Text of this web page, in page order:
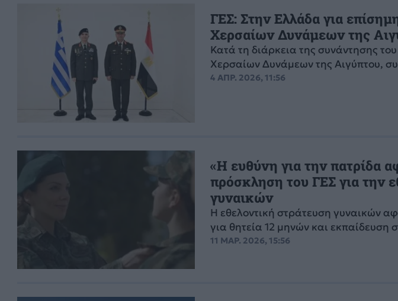
ΓΕΣ: Στην Ελλάδα για
Χερσαίων Δυνάμεων της
Κατά τη διάρκεια της συνάντησης
Χερσαίων Δυνάμεων της Αιγύπτου,
4 ΑΠΡ. 2026, 11:56
«Η ευθύνη για την πατρίδα
πρόσκληση του ΓΕΣ για την
γυναικών
Η εθελοντική στράτευση γυναικών
για θητεία 12 μηνών και εκπαίδευση
11 ΜΑΡ. 2026, 15:56